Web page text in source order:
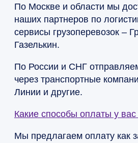
По Москве и области мы
наших партнеров по
сервисы грузоперевозок –
Газелькин.
По России и СНГ
через транспортные
Линии и другие.
Какие способы оплаты у вас
Мы предлагаем оплату как